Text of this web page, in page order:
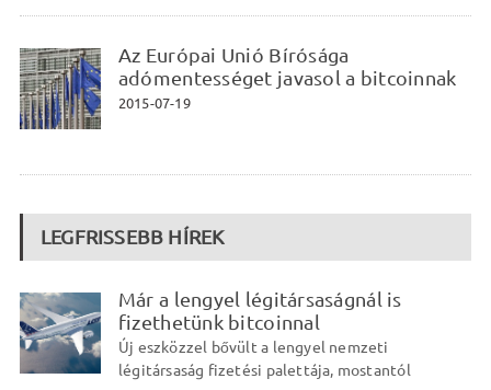
Az Európai Unió Bírósága
adómentességet javasol a bitcoinnak
2015-07-19
LEGFRISSEBB HÍREK
Már a lengyel légitársaságnál is
fizethetünk bitcoinnal
Új eszközzel bővült a lengyel nemzeti
légitársaság fizetési palettája, mostantól